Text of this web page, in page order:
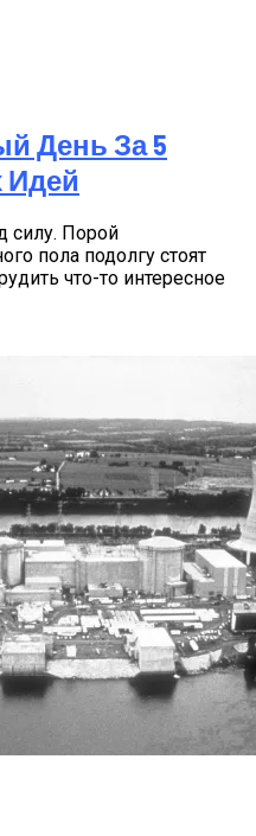
День За 5
Идей
силу. Порой
пола подолгу стоят
что-то интересное